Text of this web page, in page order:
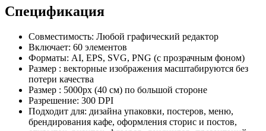
Спецификация
Совместимость: Любой графический редактор
Включает: 60 элементов
Форматы: AI, EPS, SVG, PNG (с прозрачным фоном)
Размер : векторные изображения масштабируются без
потери качества
Размер : 5000px (40 см) по большой стороне
Разрешение: 300 DPI
Подходит для: дизайна упаковки, постеров, меню,
брендирования кафе, оформления сторис и постов,